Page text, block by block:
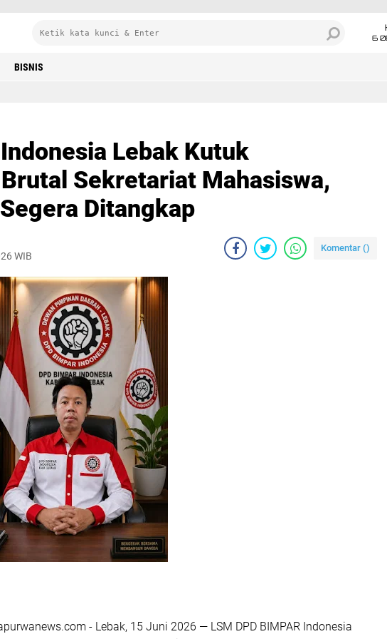
6
BISNIS
Lebak Kutuk
Sekretariat Mahasiswa,
Ditangkap
WIB
Komentar ()
- Lebak, 15 Juni 2026 — LSM DPD BIMPAR Indonesia